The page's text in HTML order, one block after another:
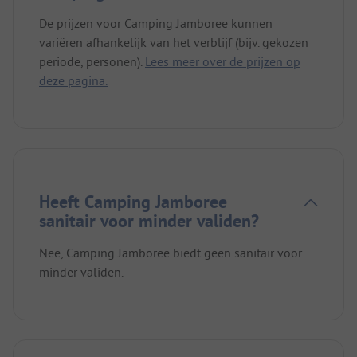
De prijzen voor Camping Jamboree kunnen
variëren afhankelijk van het verblijf (bijv. gekozen
periode, personen). Lees meer over de prijzen op
deze pagina.
Heeft Camping Jamboree
sanitair voor minder validen?
Nee, Camping Jamboree biedt geen sanitair voor
minder validen.